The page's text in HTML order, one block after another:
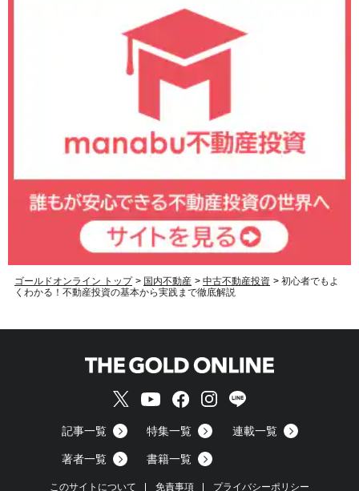
ゴールドオンライン トップ > 国内不動産 > 中古不動産投資 > 初心者でもよ
くわかる！不動産投資の基本から実践まで徹底解説
記事一覧 特集一覧 連載一覧
著者一覧 書籍一覧
このサイトについて 免責事項 プライバシーポリシー